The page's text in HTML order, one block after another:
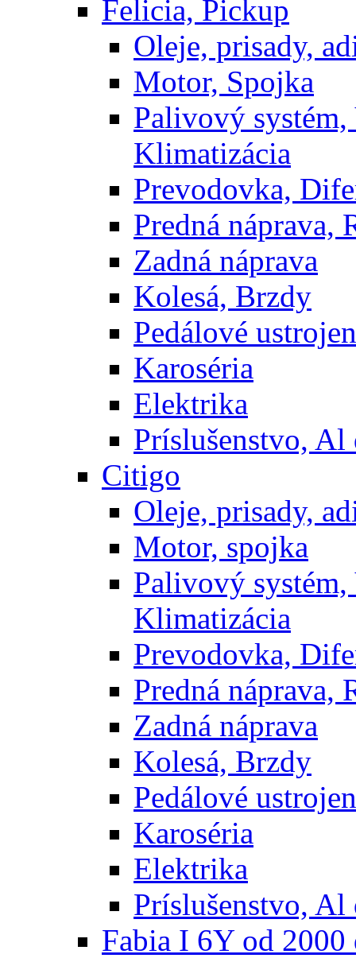
Felicia, Pickup
Oleje, prisady,
Motor, Spojka
Palivový
Klimatizácia
Prevodovka,
Predná náprava,
Zadná náprava
Kolesá, Brzdy
Pedálové
Karoséria
Elektrika
Príslušenstvo, Al
Citigo
Oleje, prisady,
Motor, spojka
Palivový
Klimatizácia
Prevodovka,
Predná náprava,
Zadná náprava
Kolesá, Brzdy
Pedálové
Karoséria
Elektrika
Príslušenstvo, Al
Fabia I 6Y od 2000